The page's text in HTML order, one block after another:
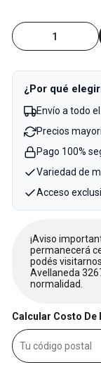
¿Por qué
Envío a todo
Precios
Pago 100%
Variedad de
Acceso
¡Aviso
permanecerá
podés
Avellaneda
normalidad.
Calcular Costo De